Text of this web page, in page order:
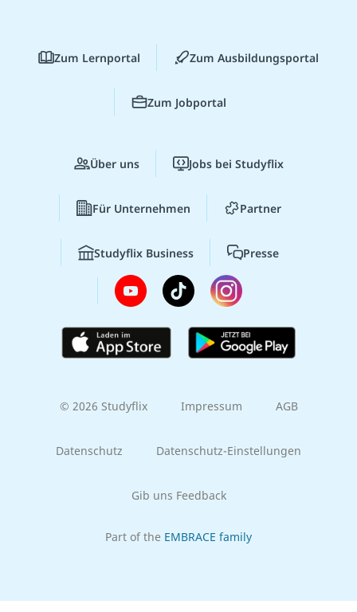
Zum Lernportal Zum Ausbildungsportal
Zum Jobportal
Über uns Jobs bei Studyflix
Für Unternehmen Partner
Studyflix Business Presse
© 2026 Studyflix Impressum AGB
Datenschutz Datenschutz-Einstellungen
Gib uns Feedback
Part of the EMBRACE family